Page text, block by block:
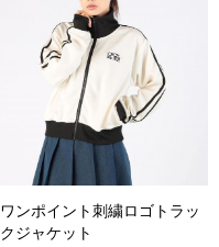
ワンポイント刺繍ロゴトラッ
クジャケット